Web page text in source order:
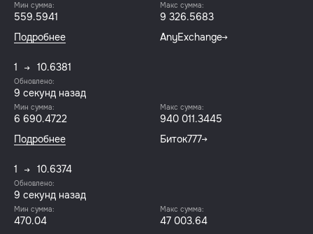
Мин сумма:
559.5941
Макс сумма:
9 326.5683
Подробнее
AnyExchange
1 10.6381
Обновлено:
9 секунд назад
Мин сумма:
6 690.4722
Макс сумма:
940 011.3445
Подробнее
Биток777
1 10.6374
Обновлено:
9 секунд назад
Мин сумма:
470.04
Макс сумма:
47 003.64